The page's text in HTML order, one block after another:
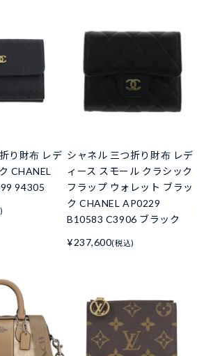
り財布 レデ
CHANEL
94305
シャネル 三つ折り財布 レデ
ィース スモール クラシック
フラップ ウォレット ブラッ
ク CHANEL AP0229
B10583 C3906 ブラック
¥237,600(税込)